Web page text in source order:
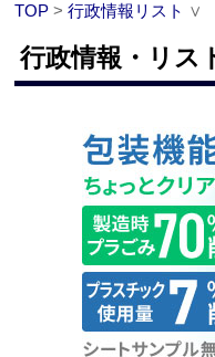
TOP >行政情報リスト ∨
行政情報・リ